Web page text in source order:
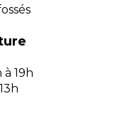
19h